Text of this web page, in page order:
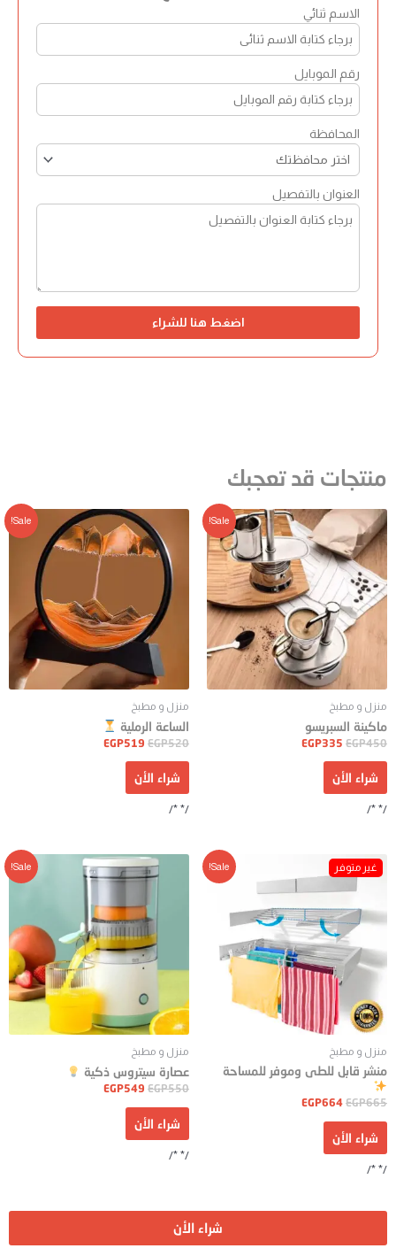
الاسم ثنائي
رقم الموبايل
المحافظة
العنوان بالتفصيل
اضغط هنا للشراء
منتجات قد تعجبك
Sale!
منزل و مطبخ
ماكينة السبريسو
EGP450
EGP335
شراء الأن
/* */
Sale!
منزل و مطبخ
الساعة الرملية
EGP520
EGP519
شراء الأن
/* */
Sale!
منزل و مطبخ
منشر قابل للطى وموفر للمساحة
EGP665
EGP664
شراء الأن
/* */
Sale!
منزل و مطبخ
عصارة سيتروس ذكية
EGP550
EGP549
شراء الأن
/* */
شراء الأن
جميع الحقوق محفوظة Pianky© 2024